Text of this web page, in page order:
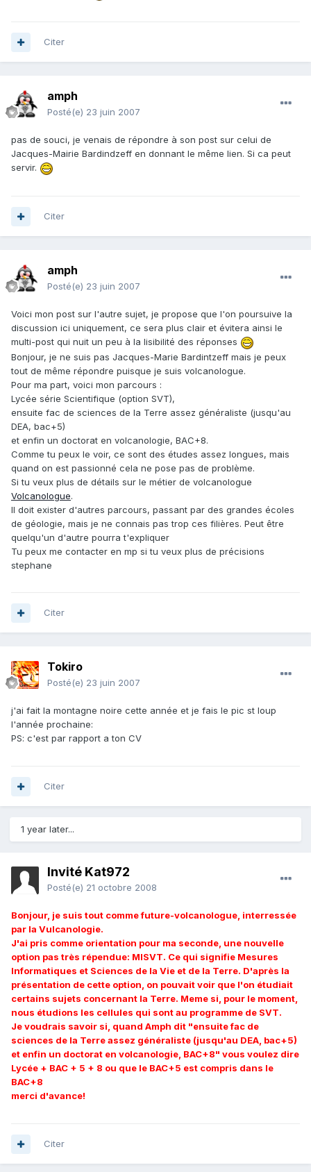
Citer
amph
Posté(e) 23 juin 2007
pas de souci, je venais de répondre à son post sur celui de
Jacques-Mairie Bardindzeff en donnant le même lien. Si ca peut
servir.
Citer
amph
Posté(e) 23 juin 2007
Voici mon post sur l'autre sujet, je propose que l'on poursuive la
discussion ici uniquement, ce sera plus clair et évitera ainsi le
multi-post qui nuit un peu à la lisibilité des réponses
Bonjour, je ne suis pas Jacques-Marie Bardintzeff mais je peux
tout de même répondre puisque je suis volcanologue.
Pour ma part, voici mon parcours :
Lycée série Scientifique (option SVT),
ensuite fac de sciences de la Terre assez généraliste (jusqu'au
DEA, bac+5)
et enfin un doctorat en volcanologie, BAC+8.
Comme tu peux le voir, ce sont des études assez longues, mais
quand on est passionné cela ne pose pas de problème.
Si tu veux plus de détails sur le métier de volcanologue
Volcanologue.
Il doit exister d'autres parcours, passant par des grandes écoles
de géologie, mais je ne connais pas trop ces filières. Peut être
quelqu'un d'autre pourra t'expliquer
Tu peux me contacter en mp si tu veux plus de précisions
stephane
Citer
Tokiro
Posté(e) 23 juin 2007
j'ai fait la montagne noire cette année et je fais le pic st loup
l'année prochaine:
PS: c'est par rapport a ton CV
Citer
1 year later...
Invité Kat972
Posté(e) 21 octobre 2008
Bonjour, je suis tout comme future-volcanologue, interressée
par la Vulcanologie.
J'ai pris comme orientation pour ma seconde, une nouvelle
option pas très répendue: MISVT. Ce qui signifie Mesures
Informatiques et Sciences de la Vie et de la Terre. D'après la
présentation de cette option, on pouvait voir que l'on étudiait
certains sujets concernant la Terre. Meme si, pour le moment,
nous étudions les cellules qui sont au programme de SVT.
Je voudrais savoir si, quand Amph dit "ensuite fac de
sciences de la Terre assez généraliste (jusqu'au DEA, bac+5)
et enfin un doctorat en volcanologie, BAC+8" vous voulez dire
Lycée + BAC + 5 + 8 ou que le BAC+5 est compris dans le
BAC+8
merci d'avance!
Citer